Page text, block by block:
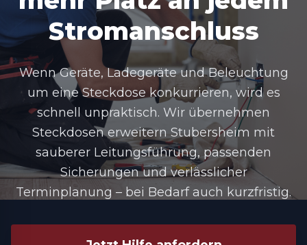
Stromanschluss
Wenn Geräte, Ladegeräte und Beleuchtung
um eine Steckdose konkurrieren, wird es
schnell unpraktisch. Wir übernehmen
Steckdosen erweitern Stubersheim mit
sauberer Leitungsführung, passenden
Sicherungen und verlässlicher
Terminplanung – bei Bedarf auch kurzfristig.